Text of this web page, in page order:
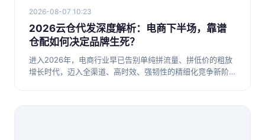
2026-08-07 10:23
2026云仓代发深度解析：电商下半场，靠谱
仓配如何决定品牌生死？
进入2026年，电商行业早已告别单纯拼流量、拼低价的粗放
增长时代，迈入全渠道、高时效、强韧性的精细化竞争新阶